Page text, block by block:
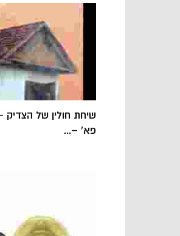
שיחת חולין של הצדיק
פא' –...